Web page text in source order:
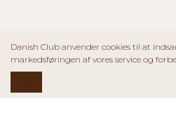
Danish Club anvender cookies til at
markedsføringen af vores service og